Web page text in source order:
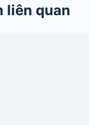
liên quan